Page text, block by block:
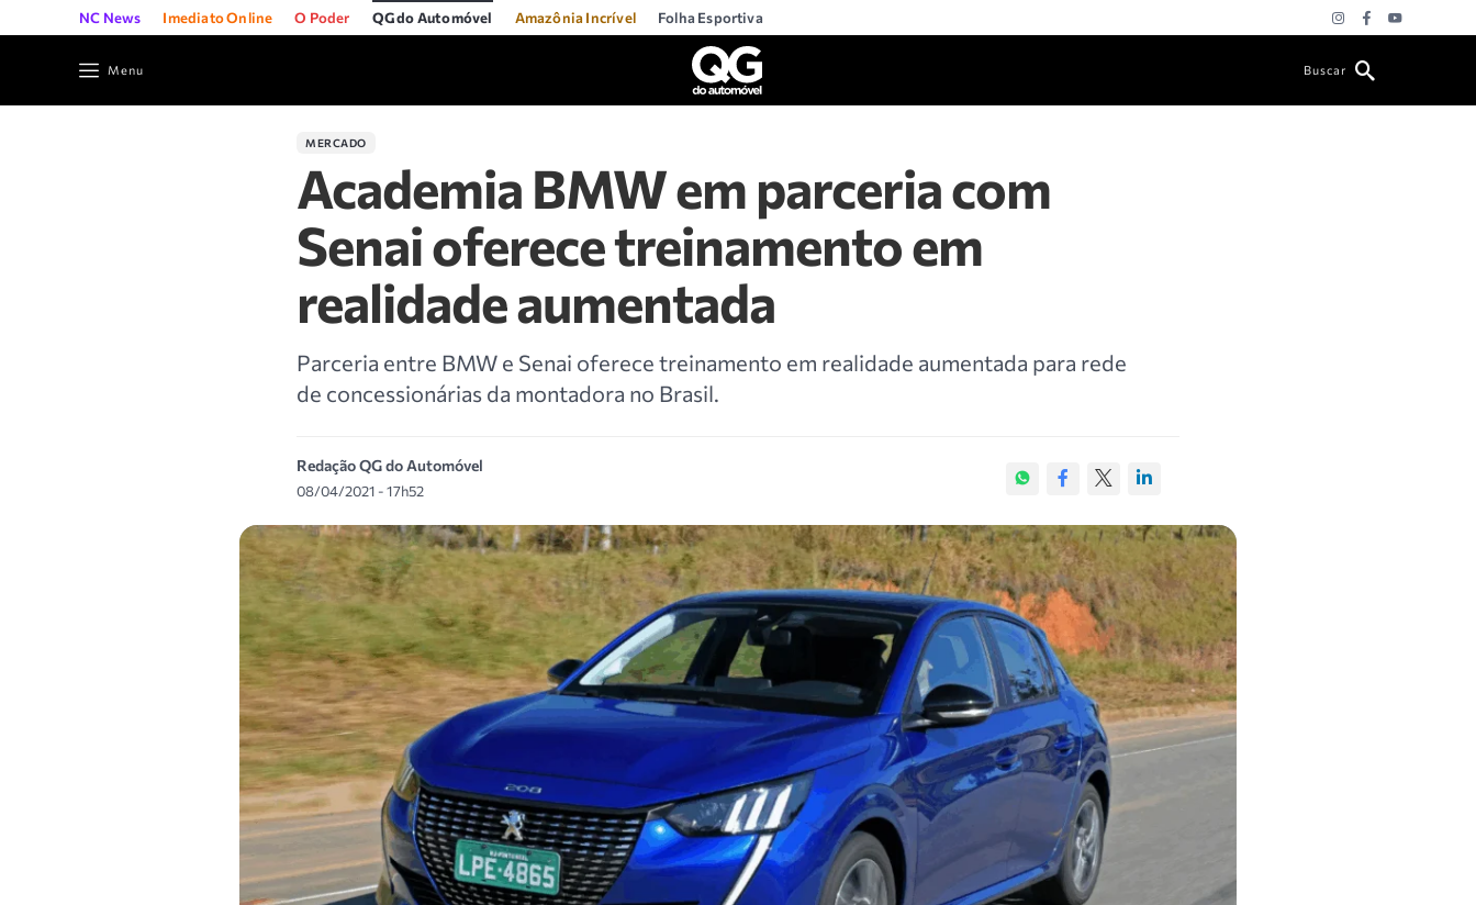
NC News Imediato Online O Poder QG do Automóvel Amazônia Incrível Folha Esportiva
Menu Buscar
MERCADO
Academia BMW em parceria com
Senai oferece treinamento em
realidade aumentada
Parceria entre BMW e Senai oferece treinamento em realidade aumentada para rede
de concessionárias da montadora no Brasil.
Redação QG do Automóvel
08/04/2021 - 17h52